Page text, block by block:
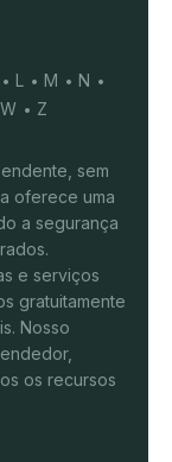
L M
N
W Z
sem
oferece uma
a segurança
e serviços
gratuitamente
Nosso
os recursos